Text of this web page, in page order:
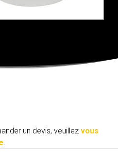
un devis, veuillez vous